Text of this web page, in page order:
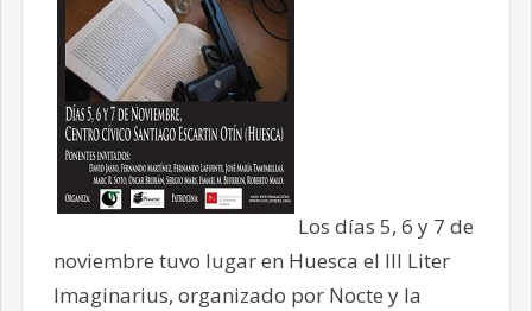
Los días 5, 6 y 7 de
noviembre tuvo lugar en Huesca el III Liter
Imaginarius, organizado por Nocte y la